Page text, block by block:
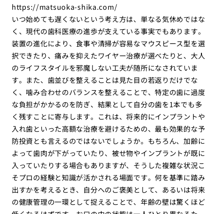
https://matsuoka-shika.com/
いつ始めても遅くないという考え方は、単なる気休めではな
く、現代の歯科医療の進歩が支えている事実でもあります。
装置の進化により、食事や清掃が容易なマウスピース型を選
択できたり、痛みを抑えたワイヤー治療が選べたりと、大人
のライフスタイルを邪魔しない工夫が随所になされていま
す。また、歯並びを整えることは見た目の若返りだけでな
く、噛み合わせのバランスを整えることで、特定の歯に過度
な負担がかかるのを防ぎ、結果として自分の歯を1本でも多
く残すことに寄与します。これは、将来的にインプラントや
入れ歯といった高額な治療を避けるための、最も効果的な予
防投資とも言えるのではないでしょうか。もちろん、加齢に
よって歯肉が下がっていたり、被せ物やインプラントが既に
入っていたりする場合もありますが、そうした複雑な状況こ
そプロの経験と知識が活かされる場面です。何を基準に踏み
出すかを考えるとき、自分へのご褒美として、あるいは将来
の健康管理の一環として捉えることで、年齢の壁は驚くほど